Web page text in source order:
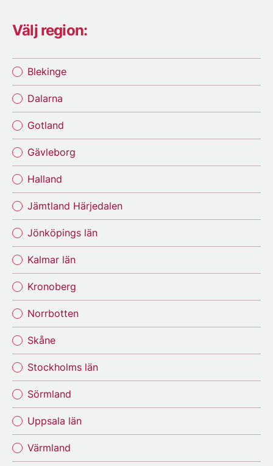
Välj region:
Blekinge
Dalarna
Gotland
Gävleborg
Halland
Jämtland Härjedalen
Jönköpings län
Kalmar län
Kronoberg
Norrbotten
Skåne
Stockholms län
Sörmland
Uppsala län
Värmland